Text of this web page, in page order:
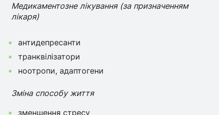
Медикаментозне лікування (за призначенням
лікаря)
антидепресанти
транквілізатори
ноотропи, адаптогени
Зміна способу життя
зменшення стресу